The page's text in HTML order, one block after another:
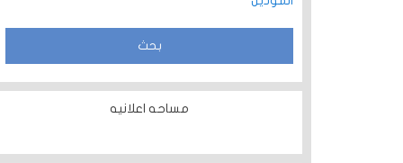
مساحه اعلانيه